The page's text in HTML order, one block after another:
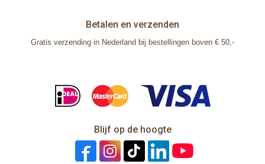
Betalen en verzenden
Gratis verzending in Nederland bij bestellingen boven € 50,-
Blijf op de hoogte